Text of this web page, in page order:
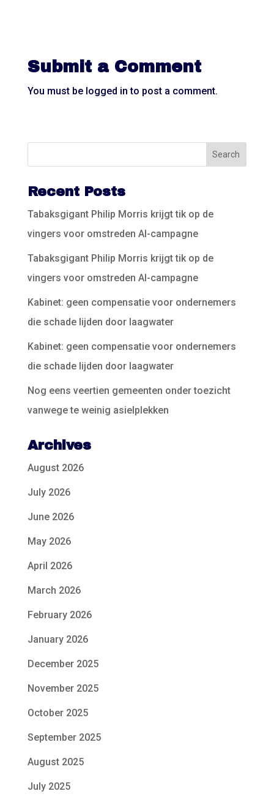
Submit a Comment
You must be logged in to post a comment.
Recent Posts
Tabaksgigant Philip Morris krijgt tik op de
vingers voor omstreden AI-campagne
Tabaksgigant Philip Morris krijgt tik op de
vingers voor omstreden AI-campagne
Kabinet: geen compensatie voor ondernemers
die schade lijden door laagwater
Kabinet: geen compensatie voor ondernemers
die schade lijden door laagwater
Nog eens veertien gemeenten onder toezicht
vanwege te weinig asielplekken
Archives
August 2026
July 2026
June 2026
May 2026
April 2026
March 2026
February 2026
January 2026
December 2025
November 2025
October 2025
September 2025
August 2025
July 2025